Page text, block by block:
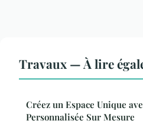
Travaux — À lire
Créez un Espace Unique
Personnalisée Sur Mesure